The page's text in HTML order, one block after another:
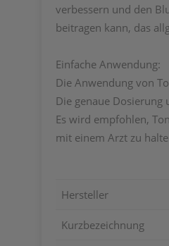
verbessern und den
beitragen kann, das
Einfache Anwendung:
Die Anwendung von
Die genaue Dosierung
Es wird empfohlen,
mit einem Arzt zu
Hersteller
Kurzbezeichnung